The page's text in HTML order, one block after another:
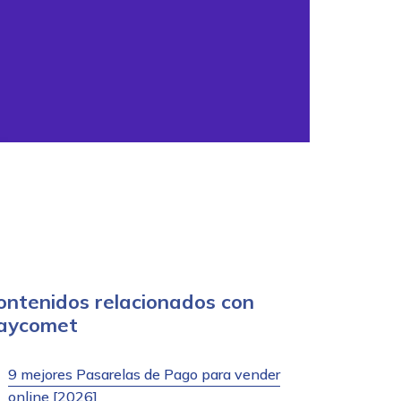
relacionados con
9 mejores Pasarelas de Pago para vender
online [2026]